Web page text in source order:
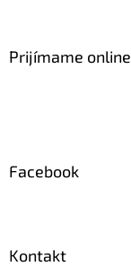
Prijímame
Facebook
Kontakt